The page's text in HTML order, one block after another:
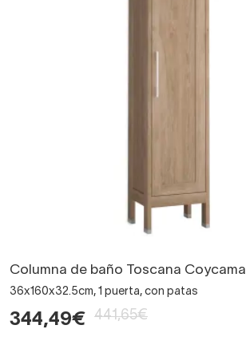
Columna de baño Toscana Coycama
36x160x32.5cm, 1 puerta, con patas
344,49€ 441,65€